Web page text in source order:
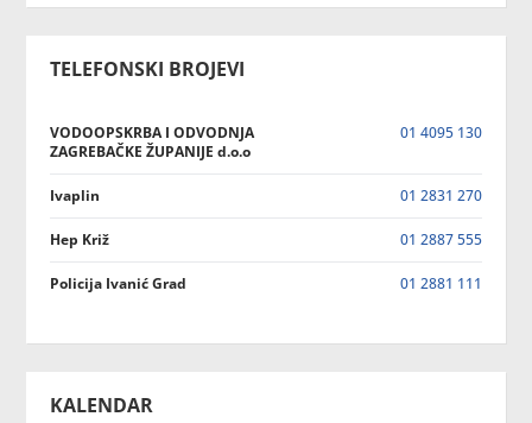
TELEFONSKI BROJEVI
VODOOPSKRBA I ODVODNJA
ZAGREBAČKE ŽUPANIJE d.o.o
01 4095 130
Ivaplin 01 2831 270
Hep Križ 01 2887 555
Policija Ivanić Grad 01 2881 111
KALENDAR